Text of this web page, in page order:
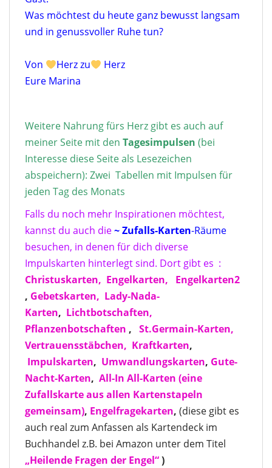
Was möchtest du heute ganz bewusst langsam
und in genussvoller Ruhe tun?
Von Herz zu
Herz
Eure Marina
Weitere Nahrung fürs Herz gibt es auch auf
meiner Seite mit den Tagesimpulsen (bei
Interesse diese Seite als Lesezeichen
abspeichern): Zwei Tabellen mit Impulsen für
jeden Tag des Monats
Falls du noch mehr Inspirationen möchtest,
kannst du auch die~ Zufalls-Karten-Räume
besuchen, in denen für dich diverse
Impulskarten hinterlegt sind. Dort gibt es :
Christuskarten, Engelkarten,
Engelkarten2
, Gebetskarten, Lady-Nada-
Karten, Lichtbotschaften,
Pflanzenbotschaften , St.Germain-Karten,
Vertrauensstäbchen, Kraftkarten,
Impulskarten, Umwandlungskarten, Gute-
Nacht-Karten, All-In All-Karten (eine
Zufallskarte aus allen Kartenstapeln
gemeinsam), Engelfragekarten, (diese gibt es
auch real zum Anfassen als Kartendeck im
Buchhandel z.B. bei Amazon unter dem Titel
„Heilende Fragen der Engel“)